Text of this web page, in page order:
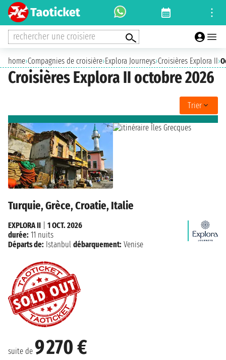
rechercher une croisiere
home›Compagnies de croisière›Explora Journeys›Croisières Explora II›
Croisières Explora II octobre 2026
Trier
Turquie, Grèce, Croatie, Italie
suite de 9 270 €
EXPLORA II
1 OCT. 2026
durée: 11 nuits
Départs de: Istanbul débarquement: Venise